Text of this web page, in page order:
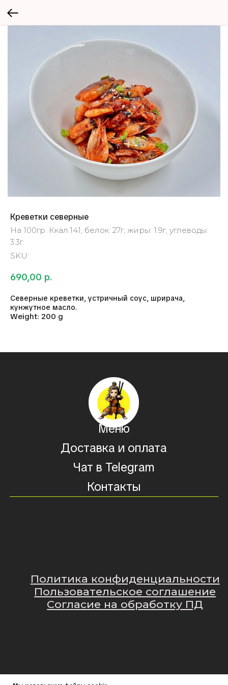
Креветки северные
На 100гр. Ккал:141, белок: 27г, жиры: 1.9г, углеводы:
3.3г.
SKU:
690,00 р.
Северные креветки, устричный соус, шрирача,
кунжутное масло.
Weight: 200 g
Политика конфиденциальности
Пользовательское соглашение
Согласие на обработку ПД
Чат в Telegram
Контакты